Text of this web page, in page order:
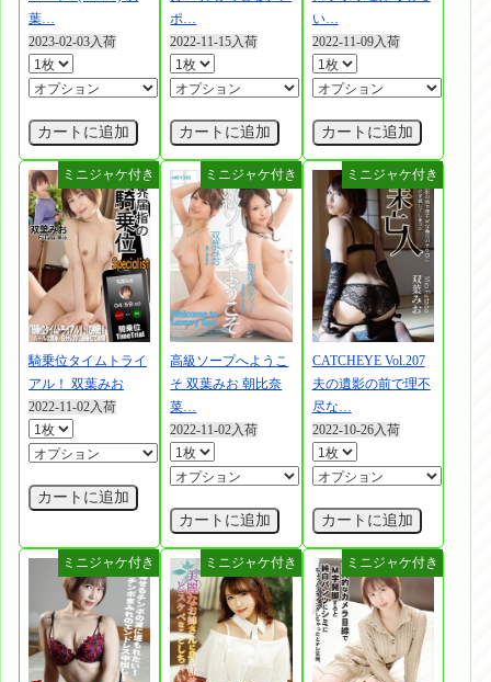
葉…
2023-02-03入荷
カートに追加
ポ…
2022-11-15入荷
カートに追加
い…
2022-11-09入荷
カートに追加
騎乗位タイムトライ
アル！ 双葉みお
2022-11-02入荷
カートに追加
高級ソープへようこ
そ 双葉みお 朝比奈
菜…
2022-11-02入荷
カートに追加
CATCHEYE Vol.207
夫の遺影の前で理不
尽な…
2022-10-26入荷
カートに追加